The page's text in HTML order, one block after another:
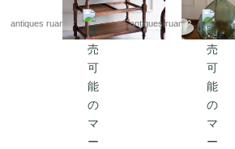
antiques ruan antiques ruan